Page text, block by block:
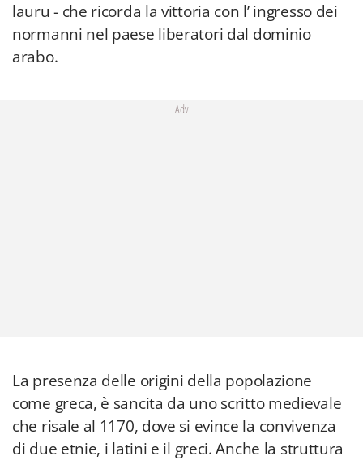
lauru - che ricorda la vittoria con l’ ingresso dei
normanni nel paese liberatori dal dominio
arabo.
Adv
La presenza delle origini della popolazione
come greca, è sancita da uno scritto medievale
che risale al 1170, dove si evince la convivenza
di due etnie, i latini e il greci. Anche la struttura